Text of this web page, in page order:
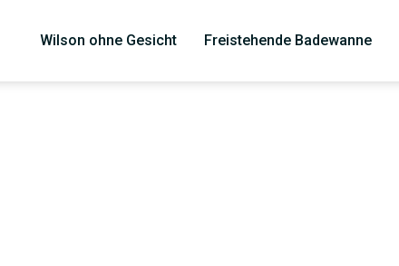
Wilson ohne Gesicht Freistehende Badewanne